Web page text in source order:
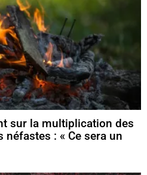
sur la multiplication des
: « Ce sera un